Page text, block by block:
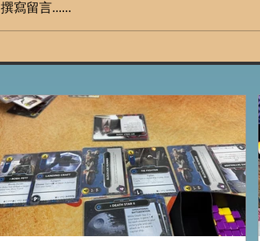
撰寫留言......